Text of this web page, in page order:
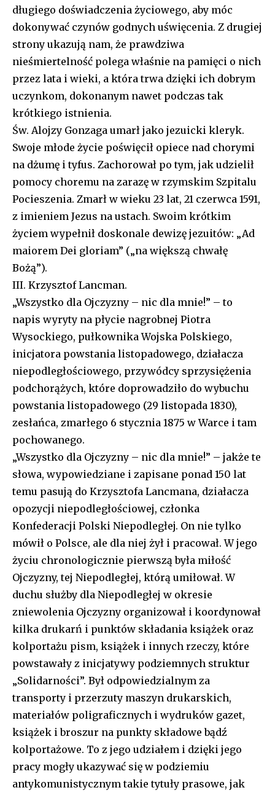
długiego doświadczenia życiowego, aby móc
dokonywać czynów godnych uświęcenia. Z drugiej
strony ukazują nam, że prawdziwa
nieśmiertelność polega właśnie na pamięci o nich
przez lata i wieki, a która trwa dzięki ich dobrym
uczynkom, dokonanym nawet podczas tak
krótkiego istnienia.
Św. Alojzy Gonzaga umarł jako jezuicki kleryk.
Swoje młode życie poświęcił opiece nad chorymi
na dżumę i tyfus. Zachorował po tym, jak udzielił
pomocy choremu na zarazę w rzymskim Szpitalu
Pocieszenia. Zmarł w wieku 23 lat, 21 czerwca 1591,
z imieniem Jezus na ustach. Swoim krótkim
życiem wypełnił doskonale dewizę jezuitów: „Ad
maiorem Dei gloriam” („na większą chwałę
Bożą”).
III. Krzysztof Lancman.
„Wszystko dla Ojczyzny – nic dla mnie!” – to
napis wyryty na płycie nagrobnej Piotra
Wysockiego, pułkownika Wojska Polskiego,
inicjatora powstania listopadowego, działacza
niepodległościowego, przywódcy sprzysiężenia
podchorążych, które doprowadziło do wybuchu
powstania listopadowego (29 listopada 1830),
zesłańca, zmarłego 6 stycznia 1875 w Warce i tam
pochowanego.
„Wszystko dla Ojczyzny – nic dla mnie!” – jakże te
słowa, wypowiedziane i zapisane ponad 150 lat
temu pasują do Krzysztofa Lancmana, działacza
opozycji niepodległościowej, członka
Konfederacji Polski Niepodległej. On nie tylko
mówił o Polsce, ale dla niej żył i pracował. W jego
życiu chronologicznie pierwszą była miłość
Ojczyzny, tej Niepodległej, którą umiłował. W
duchu służby dla Niepodległej w okresie
zniewolenia Ojczyzny organizował i koordynował
kilka drukarń i punktów składania książek oraz
kolportażu pism, książek i innych rzeczy, które
powstawały z inicjatywy podziemnych struktur
„Solidarności”. Był odpowiedzialnym za
transporty i przerzuty maszyn drukarskich,
materiałów poligraficznych i wydruków gazet,
książek i broszur na punkty składowe bądź
kolportażowe. To z jego udziałem i dzięki jego
pracy mogły ukazywać się w podziemiu
antykomunistycznym takie tytuły prasowe, jak